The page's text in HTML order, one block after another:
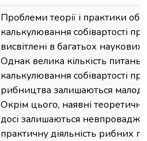
Проблеми теорії і практики
калькулювання собівартості
висвітлені в багатьох
Однак велика кількість питань
калькулювання собівартості
рибництва залишаються
Окрім цього, наявні
досі залишаються
практичну діяльність рибних